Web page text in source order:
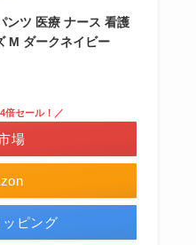
ンツ 医療 ナース 看護
M ダークネイビー
倍セール！／
場
ピング